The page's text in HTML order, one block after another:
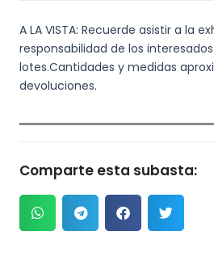
A LA VISTA: Recuerde asistir a la
responsabilidad de los
lotes.Cantidades y medidas
devoluciones.
Comparte esta subasta: